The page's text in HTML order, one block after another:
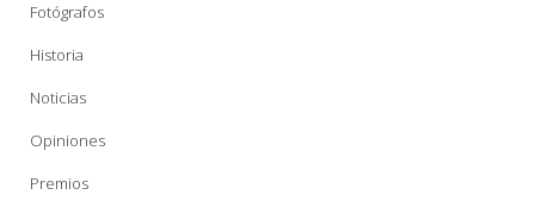
Fotógrafos
Historia
Noticias
Opiniones
Premios